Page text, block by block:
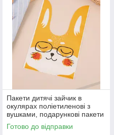
Пакети дитячі зайчик в
окулярах поліетиленові з
вушками, подарункові пакети
з малюнком для солодощів
21х13 см 10 шт
Готово до відправки